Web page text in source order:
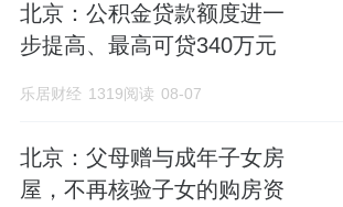
北京：公积金贷款额度进一
步提高、最高可贷340万元
乐居财经 1319阅读 08-07
北京：父母赠与成年子女房
屋，不再核验子女的购房资